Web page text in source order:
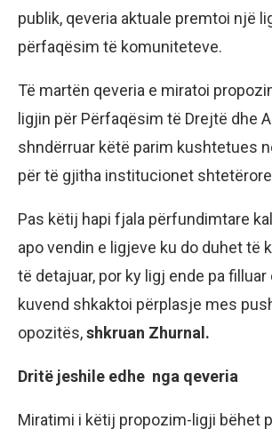
publik, qeveria aktuale premtoi një
përfaqësim të komuniteteve.
Të martën qeveria e miratoi
ligjin për Përfaqësim të Drejtë dhe
shndërruar këtë parim kushtetues
për të gjitha institucionet
Pas këtij hapi fjala përfundimtare
apo vendin e ligjeve ku do duhet të
të detajuar, por ky ligj ende pa filluar
kuvend shkaktoi përplasje mes
opozitës,shkruan Zhurnal.
Dritë jeshile edhe nga qeveria
Miratimi i këtij propozim-ligji bëhet